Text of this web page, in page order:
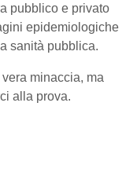
pubblico e privato
epidemiologiche
sanità pubblica.
minaccia, ma
alla prova.